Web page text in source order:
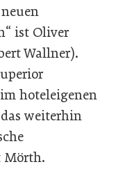
ist Oliver
Wallner).
hoteleigenen
weiterhin
Mörth.